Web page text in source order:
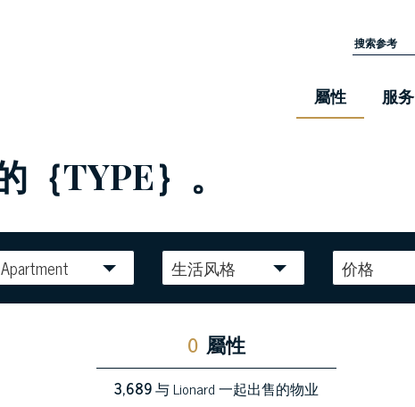
屬性 服务
TYPE｝。
Apartment 生活风格 价格
0 屬性
3,689与 Lionard 一起出售的物业